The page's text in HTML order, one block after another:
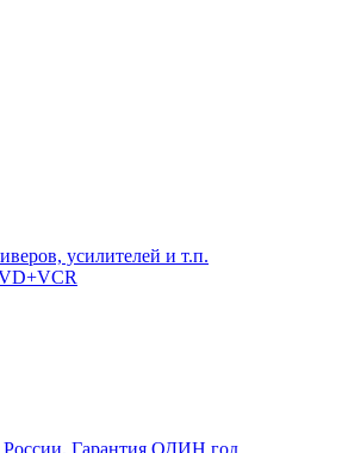
усилителей и т.п.
России. Гарантия ОДИН год